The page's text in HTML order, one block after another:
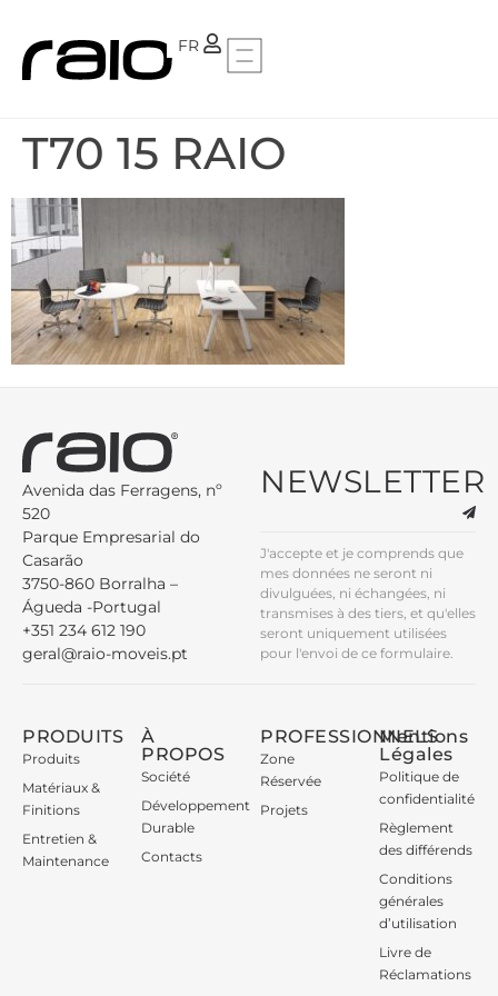
FR
PT
T70 15 RAIO
Avenida das Ferragens, nº
520
Parque Empresarial do
Casarão
3750-860 Borralha –
Águeda -Portugal
+351 234 612 190
geral@raio-moveis.pt
NEWSLETTER
J'accepte et je comprends que
mes données ne seront ni
divulguées, ni échangées, ni
transmises à des tiers, et qu'elles
seront uniquement utilisées
pour l'envoi de ce formulaire.
PRODUITS
Produits
Matériaux &
Finitions
Entretien &
Maintenance
À
PROPOS
Société
Développement
Durable
Contacts
PROFESSIONNELS
Zone
Réservée
Projets
Mentions
Légales
Politique de
confidentialité
Règlement
des différends
Conditions
générales
d’utilisation
Livre de
Réclamations